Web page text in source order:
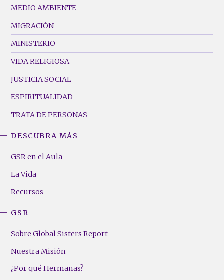
MEDIO AMBIENTE
MIGRACIÓN
MINISTERIO
VIDA RELIGIOSA
JUSTICIA SOCIAL
ESPIRITUALIDAD
TRATA DE PERSONAS
Footer
(Right)
DESCUBRA MÁS
GSR en el Aula
La Vida
Recursos
GSR
Sobre Global Sisters Report
Nuestra Misión
¿Por qué Hermanas?